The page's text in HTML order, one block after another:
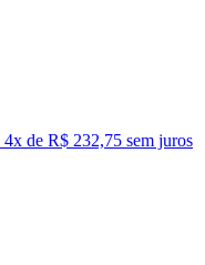
4x de R$ 232,75 sem juros